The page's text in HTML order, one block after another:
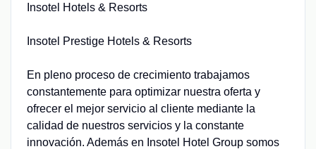
Insotel Hotels & Resorts
Insotel Prestige Hotels & Resorts
En pleno proceso de crecimiento trabajamos
constantemente para optimizar nuestra oferta y
ofrecer el mejor servicio al cliente mediante la
calidad de nuestros servicios y la constante
innovación. Además en Insotel Hotel Group somos